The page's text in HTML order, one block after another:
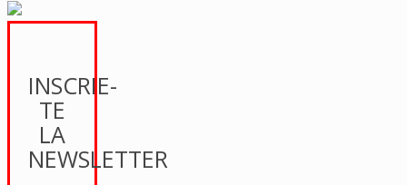
INSCRIE-
TE
LA
NEWSLETTER